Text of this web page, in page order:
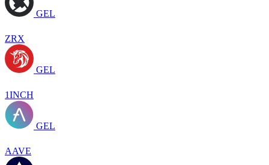
GEL
ZRX
GEL
1INCH
GEL
AAVE